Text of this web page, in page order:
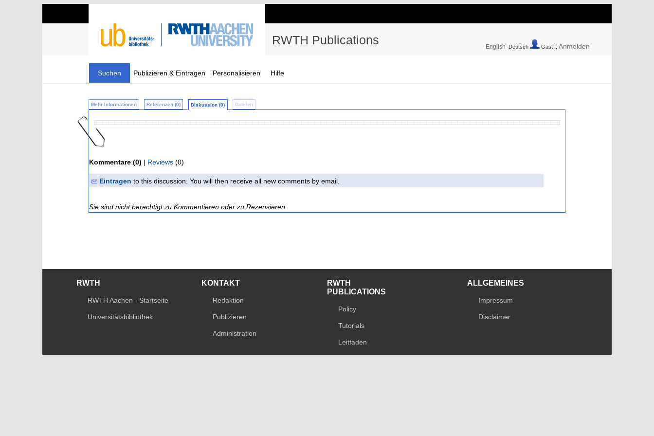
RWTH Publications English Deutsch Gast :: Anmelden
Suchen Publizieren & Eintragen Personalisieren Hilfe
Mehr Informationen Referenzen (0) Diskussion (0) Dateien
Kommentare (0) | Reviews (0)
Eintragen to this discussion. You will then receive all new comments by email.
Sie sind nicht berechtigt zu Kommentieren oder zu Rezensieren.
RWTH
RWTH Aachen - Startseite
Universitätsbibliothek
KONTAKT
Redaktion
Publizieren
Administration
RWTH
PUBLICATIONS
Policy
Tutorials
Leitfaden
ALLGEMEINES
Impressum
Disclaimer